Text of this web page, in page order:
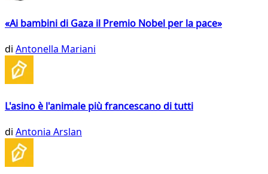
«Ai bambini di Gaza il Premio Nobel per la pace»
di Antonella Mariani
L'asino è l'animale più francescano di tutti
di Antonia Arslan